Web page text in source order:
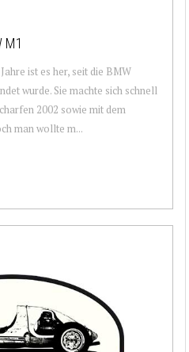
M1
ist es her, seit die BMW
wurde. Sie machte sich schnell
2002 sowie mit dem
man wollte m...